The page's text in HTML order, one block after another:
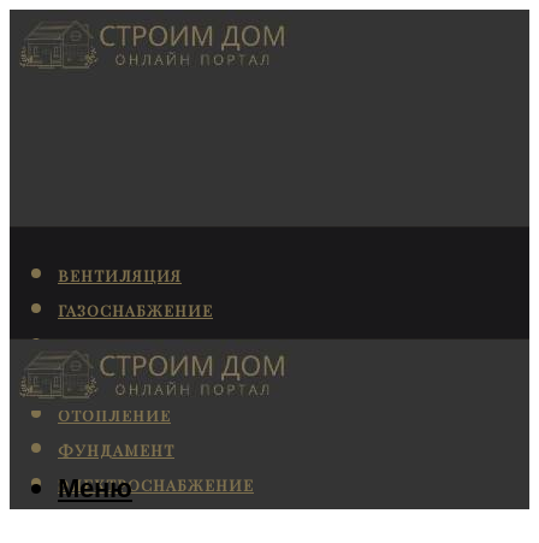
ВЕНТИЛЯЦИЯ
ГАЗОСНАБЖЕНИЕ
КАНАЛИЗАЦИЯ
КОНДИЦИОНИРОВАНИЕ
ОТОПЛЕНИЕ
ФУНДАМЕНТ
ЭЛЕКТРОСНАБЖЕНИЕ
Меню